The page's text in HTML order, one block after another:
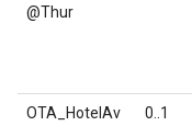
@Thur
OTA_HotelAv
0..1